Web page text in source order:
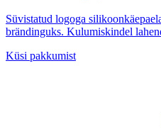
Süvistatud logoga
brändinguks. Kulumiskindel
Küsi pakkumist